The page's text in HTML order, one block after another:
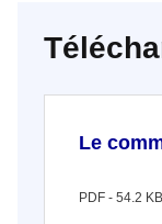
Le
PDF - 54.2 KB